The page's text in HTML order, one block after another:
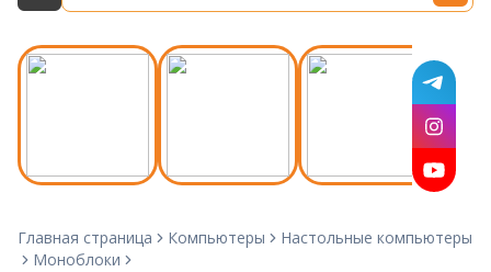
Главная страница Компьютеры
Настольные компьютеры
Моноблоки